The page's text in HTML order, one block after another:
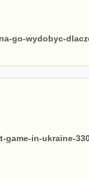
go-wydobyc-
in-ukraine-